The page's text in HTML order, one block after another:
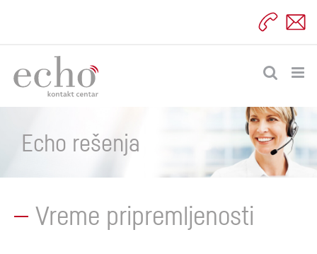
Echo rešenja
Vreme pripremljenosti